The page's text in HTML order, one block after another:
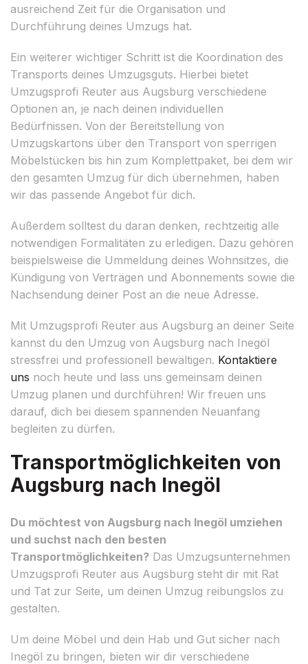
ausreichend Zeit für die Organisation und
Durchführung deines Umzugs hat.
Ein weiterer wichtiger Schritt ist die Koordination des
Transports deines Umzugsguts. Hierbei bietet
Umzugsprofi Reuter aus Augsburg verschiedene
Optionen an, je nach deinen individuellen
Bedürfnissen. Von der Bereitstellung von
Umzugskartons über den Transport von sperrigen
Möbelstücken bis hin zum Komplettpaket, bei dem wir
den gesamten Umzug für dich übernehmen, haben
wir das passende Angebot für dich.
Außerdem solltest du daran denken, rechtzeitig alle
notwendigen Formalitäten zu erledigen. Dazu gehören
beispielsweise die Ummeldung deines Wohnsitzes, die
Kündigung von Verträgen und Abonnements sowie die
Nachsendung deiner Post an die neue Adresse.
Mit Umzugsprofi Reuter aus Augsburg an deiner Seite
kannst du den Umzug von Augsburg nach Inegöl
stressfrei und professionell bewältigen. Kontaktiere
uns noch heute und lass uns gemeinsam deinen
Umzug planen und durchführen! Wir freuen uns
darauf, dich bei diesem spannenden Neuanfang
begleiten zu dürfen.
Transportmöglichkeiten von
Augsburg nach Inegöl
Du möchtest von Augsburg nach Inegöl umziehen
und suchst nach den besten
Transportmöglichkeiten? Das Umzugsunternehmen
Umzugsprofi Reuter aus Augsburg steht dir mit Rat
und Tat zur Seite, um deinen Umzug reibungslos zu
gestalten.
Um deine Möbel und dein Hab und Gut sicher nach
Inegöl zu bringen, bieten wir dir verschiedene